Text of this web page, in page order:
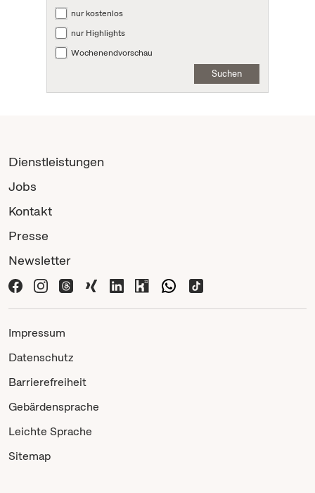
nur kostenlos
nur Highlights
Wochenendvorschau
Suchen
Dienstleistungen
Jobs
Kontakt
Presse
Newsletter
Impressum
Datenschutz
Barrierefreiheit
Gebärdensprache
Leichte Sprache
Sitemap